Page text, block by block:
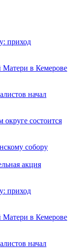
приход
в Кемерове
начал
округе состоится
собору
акция
приход
в Кемерове
начал